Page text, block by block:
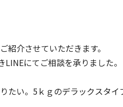
紹介させていただきます。
にてご相談を承りました。
たい。5ｋｇのデラックスタ